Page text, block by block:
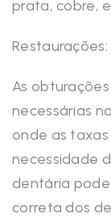
prata, cobre,
Restaurações:
As
necessárias
onde as taxas
necessidade
dentária pode
correta dos